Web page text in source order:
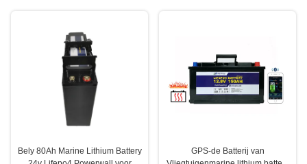
Bely 80Ah Marine Lithium Battery
GPS-de Batterij van